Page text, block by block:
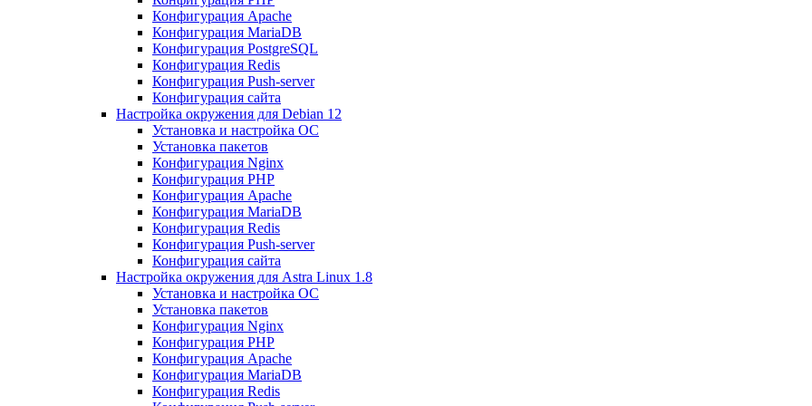
Конфигурация Apache
Конфигурация MariaDB
Конфигурация PostgreSQL
Конфигурация Redis
Конфигурация Push-server
Конфигурация сайта
Настройка окружения для Debian 12
Установка и настройка ОС
Установка пакетов
Конфигурация Nginx
Конфигурация PHP
Конфигурация Apache
Конфигурация MariaDB
Конфигурация Redis
Конфигурация Push-server
Конфигурация сайта
Настройка окружения для Astra Linux 1.8
Установка и настройка ОС
Установка пакетов
Конфигурация Nginx
Конфигурация PHP
Конфигурация Apache
Конфигурация MariaDB
Конфигурация Redis